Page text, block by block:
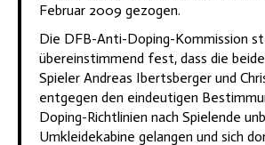
Februar 2009 gezogen.
Die DFB-Anti-Doping-Kommission
übereinstimmend fest, dass die
Spieler Andreas Ibertsberger und
entgegen den eindeutigen
Doping-Richtlinien nach Spielende
Umkleidekabine gelangen und sich